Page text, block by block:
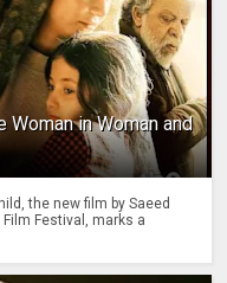
Woman in Woman and
the new film by Saeed
Festival, marks a